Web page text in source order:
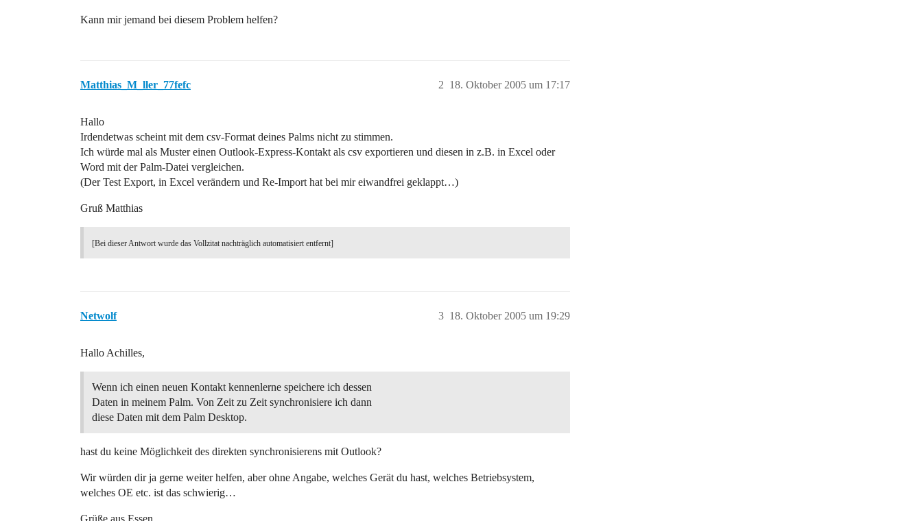
Kann mir jemand bei diesem Problem helfen?
Matthias_M_ller_77fefc 18. Oktober 2005 um 17:17
2
Hallo
Irdendetwas scheint mit dem csv-Format deines Palms nicht zu stimmen.
Ich würde mal als Muster einen Outlook-Express-Kontakt als csv exportieren und diesen in z.B. in Excel oder
Word mit der Palm-Datei vergleichen.
(Der Test Export, in Excel verändern und Re-Import hat bei mir eiwandfrei geklappt…)
Gruß Matthias
[Bei dieser Antwort wurde das Vollzitat nachträglich automatisiert entfernt]
Netwolf 18. Oktober 2005 um 19:29
3
Hallo Achilles,
Wenn ich einen neuen Kontakt kennenlerne speichere ich dessen
Daten in meinem Palm. Von Zeit zu Zeit synchronisiere ich dann
diese Daten mit dem Palm Desktop.
hast du keine Möglichkeit des direkten synchronisierens mit Outlook?
Wir würden dir ja gerne weiter helfen, aber ohne Angabe, welches Gerät du hast, welches Betriebsystem,
welches OE etc. ist das schwierig…
Grüße aus Essen